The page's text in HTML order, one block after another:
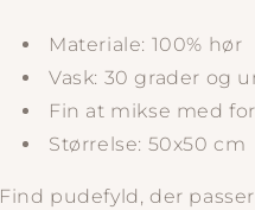
Materiale: 100% hør
Vask: 30 grader og
Fin at mikse med
Størrelse: 50x50 cm
Find pudefyld, der